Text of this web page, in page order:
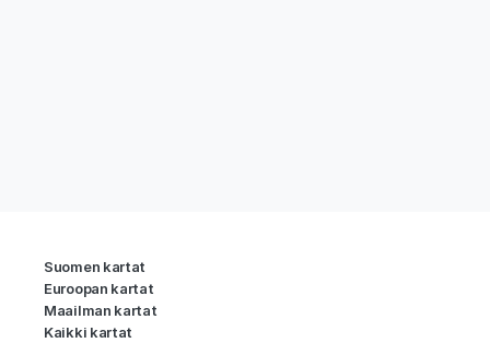
Suomen kartat
Euroopan kartat
Maailman kartat
Kaikki kartat